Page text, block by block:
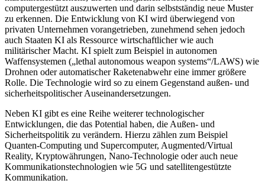
computergestützt auszuwerten und darin selbstständig neue Muster
zu erkennen. Die Entwicklung von KI wird überwiegend von
privaten Unternehmen vorangetrieben, zunehmend sehen jedoch
auch Staaten KI als Ressource wirtschaftlicher wie auch
militärischer Macht. KI spielt zum Beispiel in autonomen
Waffensystemen („lethal autonomous weapon systems“/LAWS) wie
Drohnen oder automatischer Raketenabwehr eine immer größere
Rolle. Die Technologie wird so zu einem Gegenstand außen- und
sicherheitspolitischer Auseinandersetzungen.
Neben KI gibt es eine Reihe weiterer technologischer
Entwicklungen, die das Potential haben, die Außen- und
Sicherheitspolitik zu verändern. Hierzu zählen zum Beispiel
Quanten-Computing und Supercomputer, Augmented/Virtual
Reality, Kryptowährungen, Nano-Technologie oder auch neue
Kommunikationstechnologien wie 5G und satellitengestützte
Kommunikation.